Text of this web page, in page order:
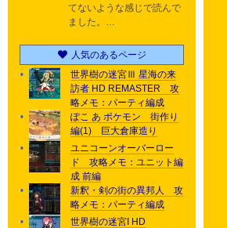
てないような感じで読んで
ました。…
人気のあるページ
世界樹の迷宮Ⅲ 星海の来
訪者 HD REMASTER 攻
略メモ：パーティ編成
ぽこ あ ポケモン 街作り
編(1) 巨大倉庫造り
ユニコーンオーバーロー
ド 攻略メモ：ユニット編
成 前編
新釈・剣の街の異邦人 攻
略メモ：パーティ編成
世界樹の迷宮I HD